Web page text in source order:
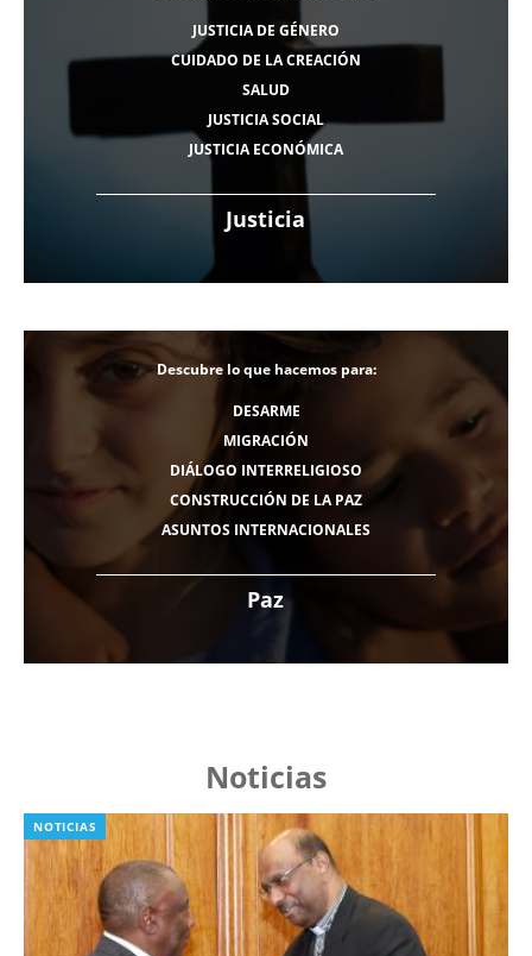
Justicia
JUSTICIA DE GÉNERO
CUIDADO DE LA CREACIÓN
SALUD
JUSTICIA SOCIAL
JUSTICIA ECONÓMICA
Paz
Descubre lo que hacemos para:
DESARME
MIGRACIÓN
DIÁLOGO INTERRELIGIOSO
CONSTRUCCIÓN DE LA PAZ
ASUNTOS INTERNACIONALES
Noticias
NOTICIAS